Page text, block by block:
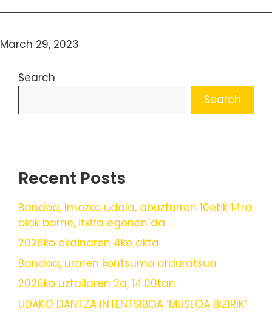
March 29, 2023
Search
Search
Recent Posts
Bandoa, Imozko udala, abuzturren 10etik 14ra
biak barne, itxita egonen da
2026ko ekainaren 4ko akta
Bandoa, uraren kontsumo arduratsua
2026ko uztailaren 2a, 14.00tan
UDAKO DANTZA INTENTSIBOA ‘MUSEOA BIZIRIK’